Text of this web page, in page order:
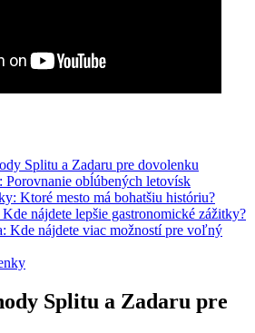
Splitu a Zadaru pre dovolenku
Porovnanie obĺúbených letovísk
Ktoré mesto má bohatšiu históriu?
nájdete lepšie gastronomické zážitky?
Kde nájdete viac možností pre voľný
Splitu a Zadaru pre